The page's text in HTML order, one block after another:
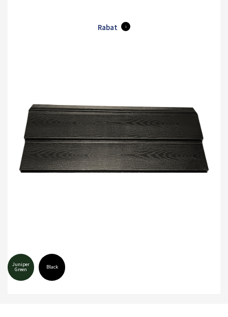
Rabat i
Juniper
Green Black